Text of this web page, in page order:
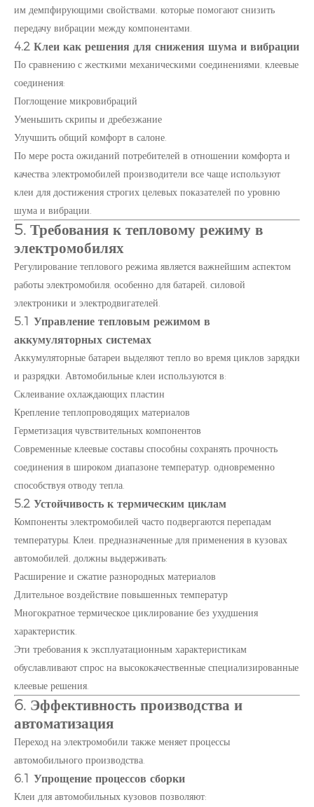
им демпфирующими свойствами, которые помогают снизить
передачу вибрации между компонентами.
4.2 Клеи как решения для снижения шума и вибрации
По сравнению с жесткими механическими соединениями, клеевые
соединения:
Поглощение микровибраций
Уменьшить скрипы и дребезжание
Улучшить общий комфорт в салоне.
По мере роста ожиданий потребителей в отношении комфорта и
качества электромобилей производители все чаще используют
клеи для достижения строгих целевых показателей по уровню
шума и вибрации.
5. Требования к тепловому режиму в
электромобилях
Регулирование теплового режима является важнейшим аспектом
работы электромобиля, особенно для батарей, силовой
электроники и электродвигателей.
5.1 Управление тепловым режимом в
аккумуляторных системах
Аккумуляторные батареи выделяют тепло во время циклов зарядки
и разрядки. Автомобильные клеи используются в:
Склеивание охлаждающих пластин
Крепление теплопроводящих материалов
Герметизация чувствительных компонентов
Современные клеевые составы способны сохранять прочность
соединения в широком диапазоне температур, одновременно
способствуя отводу тепла.
5.2 Устойчивость к термическим циклам
Компоненты электромобилей часто подвергаются перепадам
температуры. Клеи, предназначенные для применения в кузовах
автомобилей, должны выдерживать:
Расширение и сжатие разнородных материалов
Длительное воздействие повышенных температур
Многократное термическое циклирование без ухудшения
характеристик.
Эти требования к эксплуатационным характеристикам
обуславливают спрос на высококачественные специализированные
клеевые решения.
6. Эффективность производства и
автоматизация
Переход на электромобили также меняет процессы
автомобильного производства.
6.1 Упрощение процессов сборки
Клеи для автомобильных кузовов позволяют: